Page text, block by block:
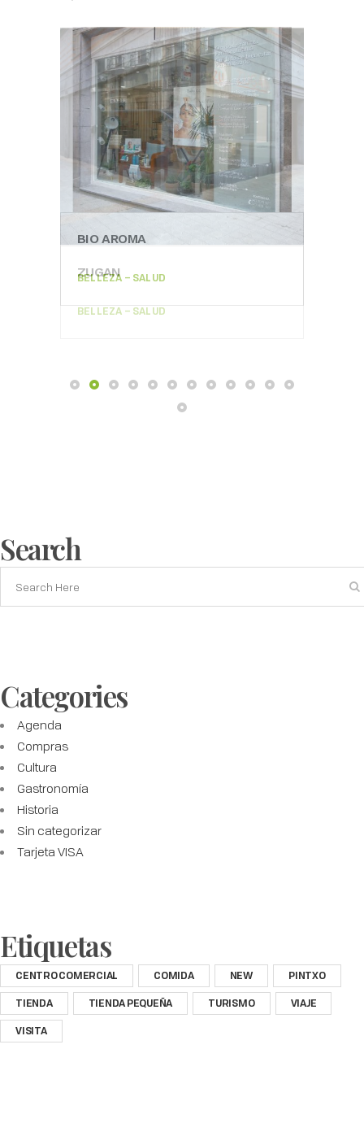
ZUGAN
BELLEZA – SALUD
BIO AROMA
BELLEZA – SALUD
Search
Categories
Agenda
Compras
Cultura
Gastronomía
Historia
Sin categorizar
Tarjeta VISA
Etiquetas
CENTRO COMERCIAL COMIDA NEW
PINTXO
TIENDA
TIENDA PEQUEÑA TURISMO
VIAJE
VISITA